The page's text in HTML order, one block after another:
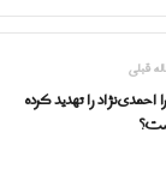
قبلی
احمدی‌نژاد را تهدید کرده